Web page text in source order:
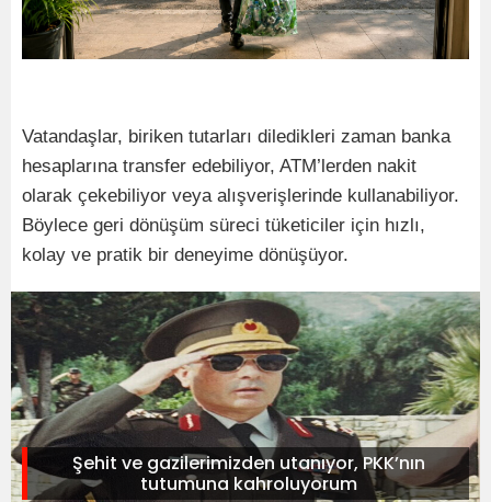
Vatandaşlar, biriken tutarları diledikleri zaman banka
hesaplarına transfer edebiliyor, ATM’lerden nakit
olarak çekebiliyor veya alışverişlerinde kullanabiliyor.
Böylece geri dönüşüm süreci tüketiciler için hızlı,
kolay ve pratik bir deneyime dönüşüyor.
Şehit ve gazilerimizden utanıyor, PKK’nın
tutumuna kahroluyorum